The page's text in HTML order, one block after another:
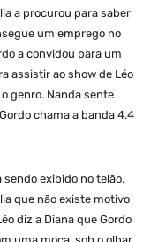
a procurou para saber
um emprego no
a convidou para um
assistir ao show de Léo
genro. Nanda sente
chama a banda 4.4
sendo exibido no telão,
que não existe motivo
diz a Diana que Gordo